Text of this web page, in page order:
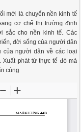
mới là chuyển nền kinh tế
cơ chế thị trường định
sắc cho nền kinh tế. Các
đời sống của người dân
của người dân về các loại
Xuất phát từ thực tế đó mà
cùng